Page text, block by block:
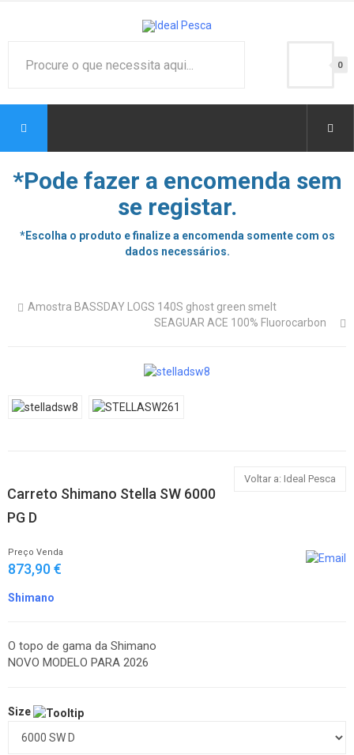
0
*Pode fazer a encomenda sem
se registar.
*Escolha o produto e finalize a encomenda somente com os
dados necessários.
Amostra BASSDAY LOGS 140S ghost green smelt
SEAGUAR ACE 100% Fluorocarbon
Voltar a: Ideal Pesca
Carreto Shimano Stella SW 6000
PG D
Preço Venda
873,90 €
Shimano
O topo de gama da Shimano
NOVO MODELO PARA 2026
Size